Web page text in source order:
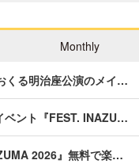
Monthly
くる明治座公演のメイ…
ベント『FEST. INAZU…
2026』無料で楽…